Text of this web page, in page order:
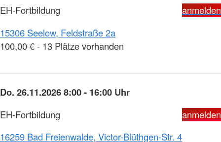
EH-Fortbildung
anmelden
15306 Seelow, Feldstraße 2a
100,00 € - 13 Plätze vorhanden
Do. 26.11.2026 8:00 - 16:00 Uhr
EH-Fortbildung
anmelden
16259 Bad Freienwalde, Victor-Blüthgen-Str. 4